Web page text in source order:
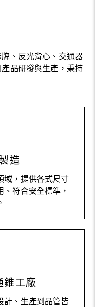
、反光背心、交通器
品研發與生產，秉持
造
域，提供各式尺寸
符合安全標準，
錐工廠
計、生產到品管皆